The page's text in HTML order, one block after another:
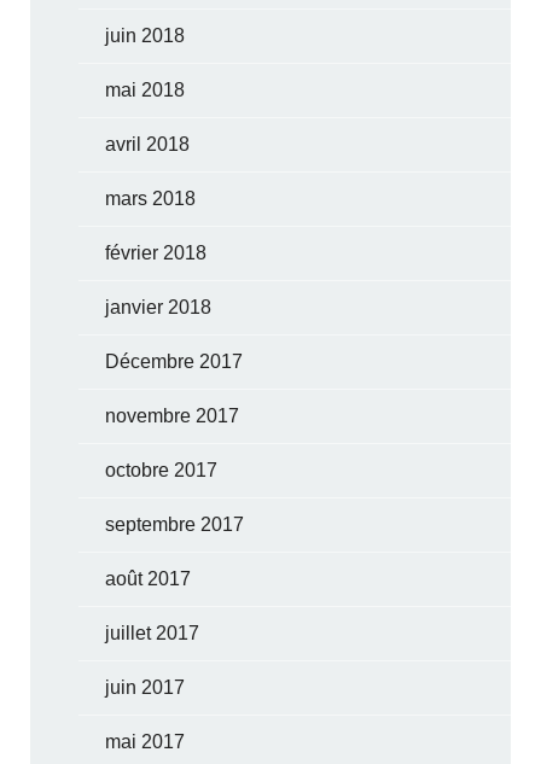
juin 2018
mai 2018
avril 2018
mars 2018
février 2018
janvier 2018
Décembre 2017
novembre 2017
octobre 2017
septembre 2017
août 2017
juillet 2017
juin 2017
mai 2017